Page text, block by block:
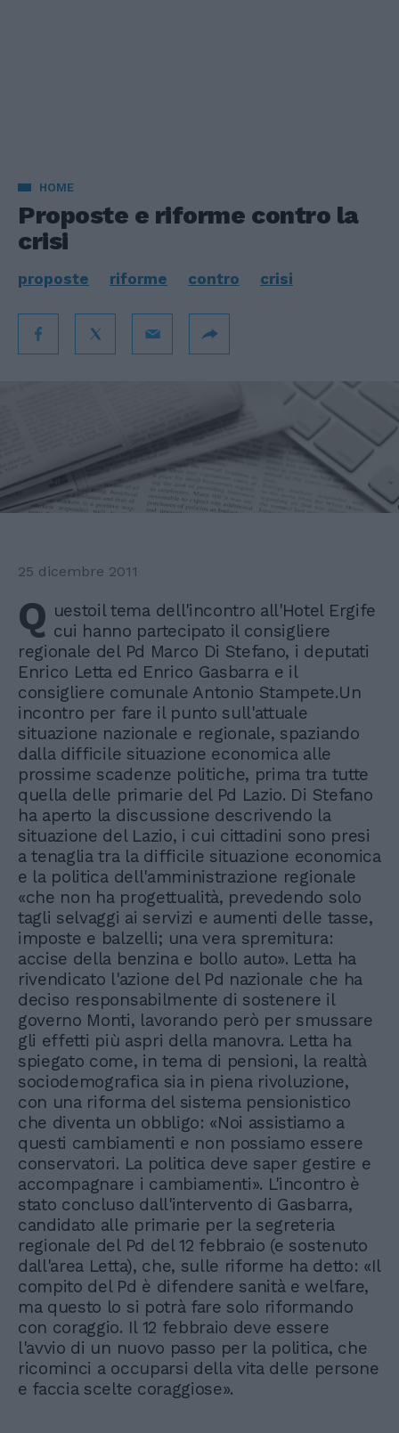
HOME
Proposte e riforme contro la
crisi
proposte riforme contro crisi
25 dicembre 2011
Q uestoil tema dell'incontro all'Hotel Ergife
cui hanno partecipato il consigliere
regionale del Pd Marco Di Stefano, i deputati
Enrico Letta ed Enrico Gasbarra e il
consigliere comunale Antonio Stampete.Un
incontro per fare il punto sull'attuale
situazione nazionale e regionale, spaziando
dalla difficile situazione economica alle
prossime scadenze politiche, prima tra tutte
quella delle primarie del Pd Lazio. Di Stefano
ha aperto la discussione descrivendo la
situazione del Lazio, i cui cittadini sono presi
a tenaglia tra la difficile situazione economica
e la politica dell'amministrazione regionale
«che non ha progettualità, prevedendo solo
tagli selvaggi ai servizi e aumenti delle tasse,
imposte e balzelli; una vera spremitura:
accise della benzina e bollo auto». Letta ha
rivendicato l'azione del Pd nazionale che ha
deciso responsabilmente di sostenere il
governo Monti, lavorando però per smussare
gli effetti più aspri della manovra. Letta ha
spiegato come, in tema di pensioni, la realtà
sociodemografica sia in piena rivoluzione,
con una riforma del sistema pensionistico
che diventa un obbligo: «Noi assistiamo a
questi cambiamenti e non possiamo essere
conservatori. La politica deve saper gestire e
accompagnare i cambiamenti». L'incontro è
stato concluso dall'intervento di Gasbarra,
candidato alle primarie per la segreteria
regionale del Pd del 12 febbraio (e sostenuto
dall'area Letta), che, sulle riforme ha detto: «Il
compito del Pd è difendere sanità e welfare,
ma questo lo si potrà fare solo riformando
con coraggio. Il 12 febbraio deve essere
l'avvio di un nuovo passo per la politica, che
ricominci a occuparsi della vita delle persone
e faccia scelte coraggiose».